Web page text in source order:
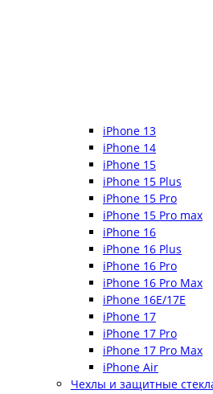
iPhone 13
iPhone 14
iPhone 15
iPhone 15 Plus
iPhone 15 Pro
iPhone 15 Pro max
iPhone 16
iPhone 16 Plus
iPhone 16 Pro
iPhone 16 Pro Max
iPhone 16E/17E
iPhone 17
iPhone 17 Pro
iPhone 17 Pro Max
iPhone Air
Чехлы и защитные